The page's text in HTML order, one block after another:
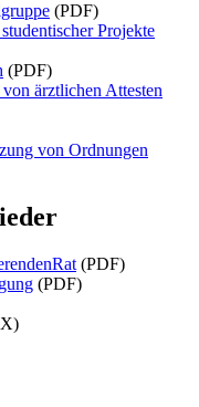
(PDF)
Projekte
(PDF)
ärztlichen Attesten
von Ordnungen
(PDF)
(PDF)